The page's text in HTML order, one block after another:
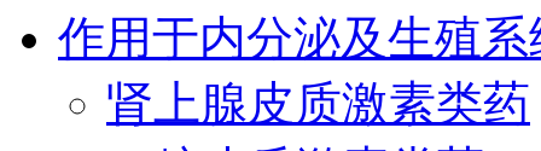
作用于内分泌及生殖
肾上腺皮质激素类药